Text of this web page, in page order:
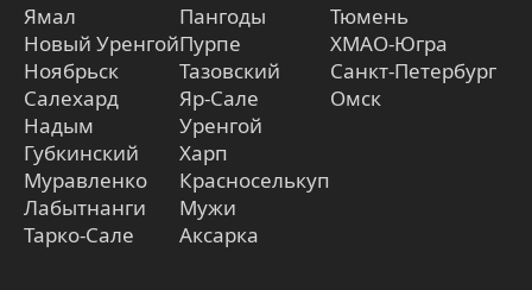
Ямал
Новый Уренгой
Ноябрьск
Салехард
Надым
Губкинский
Муравленко
Лабытнанги
Тарко-Сале
Пангоды
Пурпе
Тазовский
Яр-Сале
Уренгой
Харп
Красноселькуп
Мужи
Аксарка
Тюмень
ХМАО-Югра
Санкт-Петербург
Омск